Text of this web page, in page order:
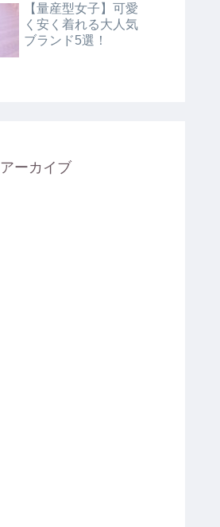
【量産型女子】可愛
く安く着れる大人気
ブランド5選！
アーカイブ